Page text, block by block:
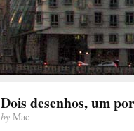
Dois desenhos, um
byMac